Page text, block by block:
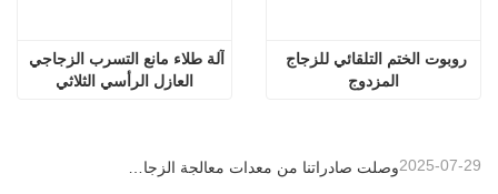
العازل الرأسي الثلاثي
المزدوج
وصلت صادراتنا من معدات معالجة الزجاج العازل إلى مستويات قياسية جديدة، مما ساهم في تطوير المباني الخضراء في جميع أنحاء العالم. 2025-07-29